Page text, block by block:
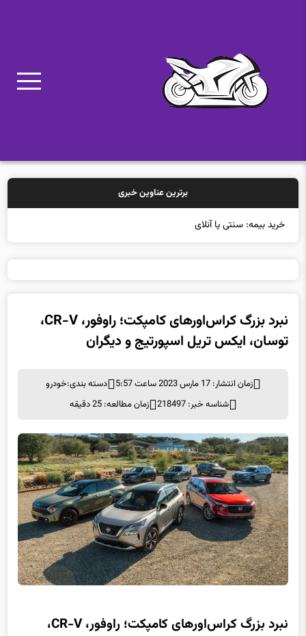
برترین عناوین خبری
خرید بیمه: سنتی یا آنلاین؟ کدامیک تجربه بهتر
نبرد بزرگ کراس‌اورهای کامپکت؛ راوفور، CR-V،
توسان، ایکس تریل اسپورتیج و دیگران
زمان انتشار: 17 مارس 2023 ساعت 5:57 دسته بندی:خودرو
شناسه خبر: 218497
زمان مطالعه: 25 دقیقه
نبرد بزرگ کراس‌اورهای کامپکت؛ راوفور، CR-V،